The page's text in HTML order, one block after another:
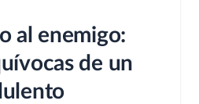
al enemigo:
de un